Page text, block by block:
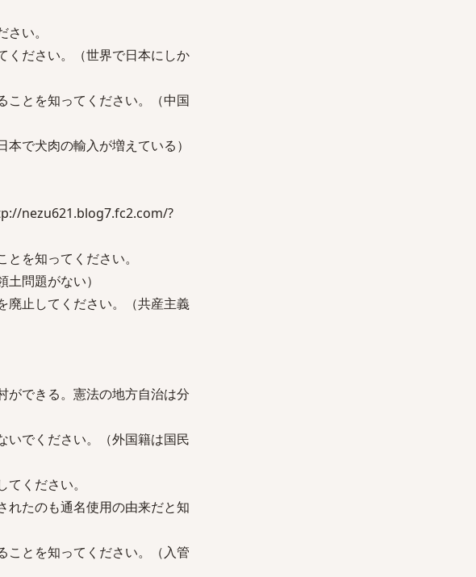
い。
ください。（世界で日本にしか
とを知ってください。（中国
で犬肉の輸入が増えている）
nezu621.blog7.fc2.com/?
を知ってください。
問題がない）
廃止してください。（共産主義
できる。憲法の地方自治は分
でください。（外国籍は国民
ください。
たのも通名使用の由来だと知
とを知ってください。（入管